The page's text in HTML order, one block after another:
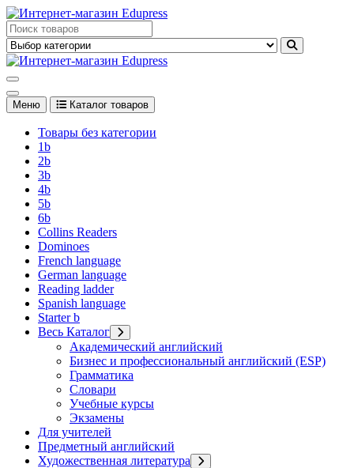
Перейти
к
содержимому
Edupress Uzbekistan, Edupress Узбекистан, книги, учебники на
английском языке
английском языке
Меню Каталог товаров
Товары без категории
1b
2b
3b
4b
5b
6b
Collins Readers
Dominoes
French language
German language
Reading ladder
Spanish language
Starter b
Весь Каталог
Академический английский
Бизнес и профессиональный английский (ESP)
Грамматика
Словари
Учебные курсы
Экзамены
Для учителей
Предметный английский
Художественная литература